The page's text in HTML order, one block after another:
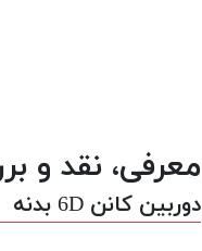
معرفی، نقد و
دوربین کانن 6D بدنه